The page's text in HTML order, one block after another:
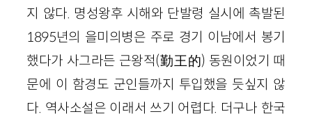
지 않다. 명성왕후 시해와 단발령 실시에 촉발된
1895년의 을미의병은 주로 경기 이남에서 봉기
했다가 사그라든 근왕적(勤王的) 동원이었기 때
문에 이 함경도 군인들까지 투입했을 듯싶지 않
다. 역사소설은 이래서 쓰기 어렵다. 더구나 한국